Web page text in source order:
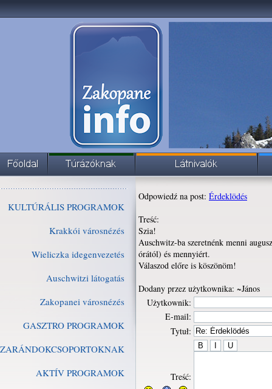
KULTÚRÁLIS PROGRAMOK
Krakkói városnézés
Wieliczka idegenvezetés
Auschwitzi látogatás
Zakopanei városnézés
GASZTRO PROGRAMOK
ZARÁNDOKCSOPORTOKNAK
AKTÍV PROGRAMOK
Odpowiedź na post: Érdeklödés
Treść:
Szia!
Auschwitz-ba szeretnénk menni
órától) és mennyiért.
Válaszod előre is köszönöm!
Dodany przez użytkownika: ~János
Użytkownik:
E-mail:
Tytuł:
Treść: